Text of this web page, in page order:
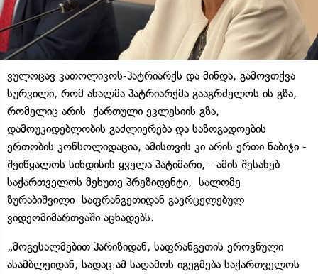
ვულოცავ კათოლიკოს-პატრიარქს და მინდა, გამოვთქვა
სურვილი, რომ ახალმა პატრიარქმა გააგრძელოს ის გზა,
რომელიც არის ქართული ეკლესიის გზა,
დამოუკიდებლობის გაძლიერება და საზოგადოების
ერთობის კონსოლიდაცია, ამისთვის კი არის ერთი ნაბიჯი -
შეიწყალოს სინდისის ყველა პატიმარი, - ამის შესახებ
საქართველოს მეხუთე პრეზიდენტი, სალომე
ზურაბიშვილი საფრანგეთიდან გავრცელებულ
ვიდეომიმართვაში აცხადებს.
„მოგესალმებით პარიზიდან, საფრანგეთის ეროვნული
ასამბლეიდან, სადაც ამ საღამოს იგეგმება საქართველოს